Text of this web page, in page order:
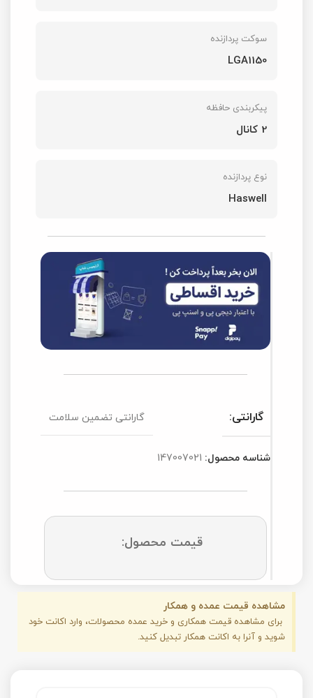
سوکت پردازنده
LGA1150
پیکربندی حافظه
2 کانال
نوع پردازنده
Haswell
گارانتی: گارانتی تضمین سلامت
شناسه محصول: 147007021
قیمت محصول:
مشاهده قیمت عمده و همکار
برای مشاهده قیمت همکاری و خرید عمده محصولات، وارد اکانت خود
شوید و آنرا به اکانت همکار تبدیل کنید.